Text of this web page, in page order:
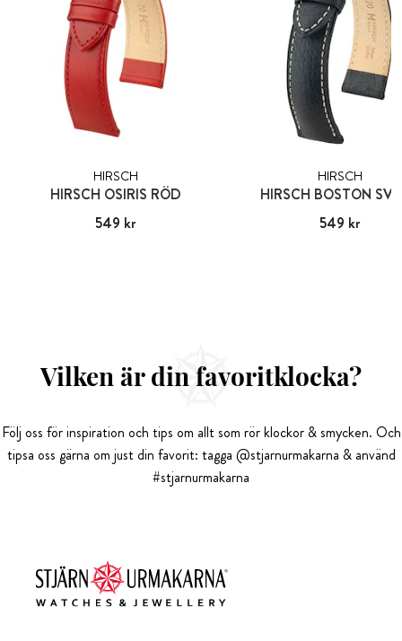
HIRSCH
HIRSCH OSIRIS RÖD
Pris:549 kr
549 kr
HIRSCH
HIRSCH BOSTON
Pris:549 kr
549 kr
Vilken är din favoritklocka?
Följ oss för inspiration och tips om allt som rör klockor & smycken. Och
tipsa oss gärna om just din favorit: tagga @stjarnurmakarna & använd
#stjarnurmakarna